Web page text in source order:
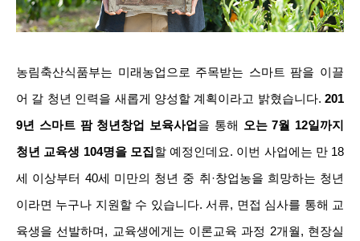
농림축산식품부는 미래농업으로 주목받는 스마트 팜을 이끌
어 갈 청년 인력을 새롭게 양성할 계획이라고 밝혔습니다. 201
9년 스마트 팜 청년창업 보육사업 을 통해 오는 7월 12일까지
청년 교육생 104명을 모집할 예정인데요. 이번 사업에는 만 18
세 이상부터 40세 미만의 청년 중 취·창업농을 희망하는 청년
이라면 누구나 지원할 수 있습니다. 서류, 면접 심사를 통해 교
육생을 선발하며, 교육생에게는 이론교육 과정 2개월, 현장실